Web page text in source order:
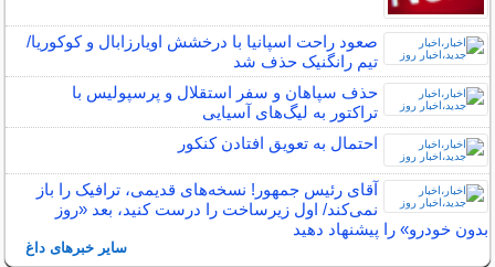
صعود راحت اسپانیا با درخشش اویارزابال و کوکوریا/
تیم رانگنیک حذف شد
حذف سپاهان و سفر استقلال و پرسپولیس با
تراکتور به لیگ‌های آسیایی
احتمال به تعویق افتادن کنکور
آقای رئیس جمهور! نسخه‌های قدیمی، ترافیک را باز
نمی‌کند/ اول زیرساخت را درست کنید، بعد «روز
بدون خودرو» را پیشنهاد دهید
سایر خبرهای داغ